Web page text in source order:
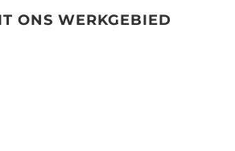
ONS WERKGEBIED